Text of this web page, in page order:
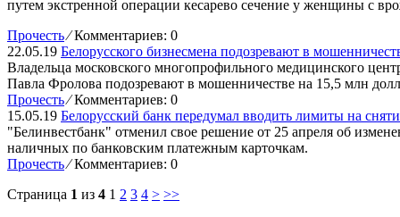
путем экстренной операции кесарево сечение у женщины с
Прочесть ⁄Комментариев: 0
22.05.19 Белорусского бизнесмена подозревают в
Владельца московского многопрофильного медицинского
Павла Фролова подозревают в мошенничестве на 15,5 млн
Прочесть ⁄Комментариев: 0
15.05.19 Белорусский банк передумал вводить лимиты на
"Белинвестбанк" отменил свое решение от 25 апреля об
наличных по банковским платежным карточкам.
Прочесть ⁄Комментариев: 0
Страница 1 из 4 1 2 3 4 > >>